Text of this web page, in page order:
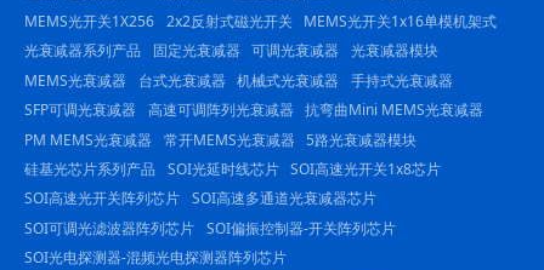
MEMS光开关1X256 2x2反射式磁光开关
MEMS光开关1x16单模机架式
光衰减器系列产品
固定光衰减器 可调光衰减器
光衰减器模块
MEMS光衰减器
台式光衰减器 机械式光衰减器
手持式光衰减器
SFP可调光衰减器
高速可调阵列光衰减器 抗弯曲Mini MEMS光衰减器
PM MEMS光衰减器
常开MEMS光衰减器 5路光衰减器模块
硅基光芯片系列产品
SOI光延时线芯片 SOI高速光开关1x8芯片
SOI高速光开关阵列芯片 SOI高速多通道光衰减器芯片
SOI可调光滤波器阵列芯片 SOI偏振控制器-开关阵列芯片
SOI光电探测器-混频光电探测器阵列芯片